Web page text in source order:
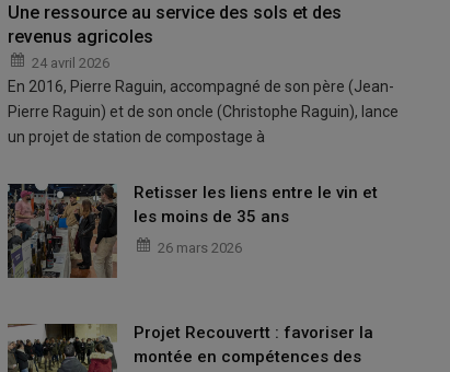
Une ressource au service des sols et des
revenus agricoles
24 avril 2026
En 2016, Pierre Raguin, accompagné de son père (Jean-
Pierre Raguin) et de son oncle (Christophe Raguin), lance
un projet de station de compostage à
Retisser les liens entre le vin et
les moins de 35 ans
26 mars 2026
Projet Recouvertt : favoriser la
montée en compétences des